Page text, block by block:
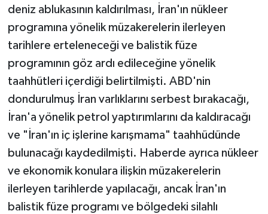
deniz ablukasının kaldırılması, İran'ın nükleer
programına yönelik müzakerelerin ilerleyen
tarihlere erteleneceği ve balistik füze
programının göz ardı edileceğine yönelik
taahhütleri içerdiği belirtilmişti. ABD'nin
dondurulmuş İran varlıklarını serbest bırakacağı,
İran'a yönelik petrol yaptırımlarını da kaldıracağı
ve "İran'ın iç işlerine karışmama" taahhüdünde
bulunacağı kaydedilmişti. Haberde ayrıca nükleer
ve ekonomik konulara ilişkin müzakerelerin
ilerleyen tarihlerde yapılacağı, ancak İran'ın
balistik füze programı ve bölgedeki silahlı